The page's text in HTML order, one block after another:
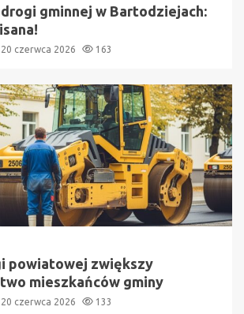
gminnej w Bartodziejach:
20 czerwca 2026 163
powiatowej zwiększy
mieszkańców gminy
20 czerwca 2026 133